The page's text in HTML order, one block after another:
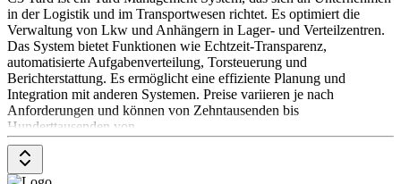
in der Logistik und im Transportwesen richtet. Es optimiert die
Verwaltung von Lkw und Anhängern in Lager- und Verteilzentren.
Das System bietet Funktionen wie Echtzeit-Transparenz,
automatisierte Aufgabenverteilung, Torsteuerung und
Berichterstattung. Es ermöglicht eine effiziente Planung und
Integration mit anderen Systemen. Preise variieren je nach
Anforderungen und können von Zehntausenden bis
Hunderttausenden von